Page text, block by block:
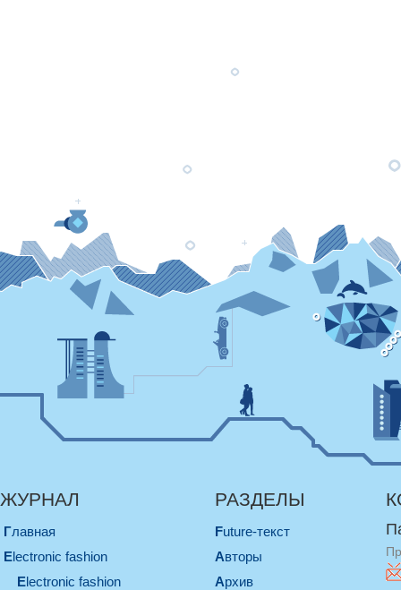
ЖУРНАЛ
Главная
electronic fashion
electronic fashion
РАЗДЕЛЫ
Future-текст
Авторы
Архив